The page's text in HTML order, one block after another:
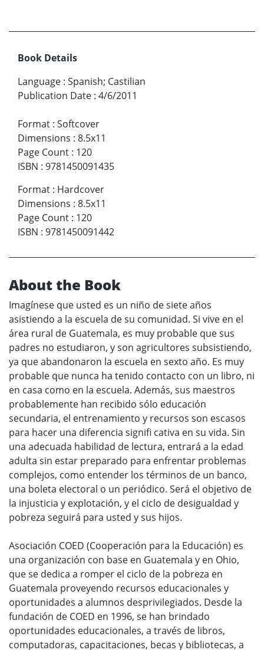
Book Details
Language : Spanish; Castilian
Publication Date : 4/6/2011
Format : Softcover
Dimensions : 8.5x11
Page Count : 120
ISBN : 9781450091435
Format : Hardcover
Dimensions : 8.5x11
Page Count : 120
ISBN : 9781450091442
About the Book
Imagínese que usted es un niño de siete años
asistiendo a la escuela de su comunidad. Si vive en el
área rural de Guatemala, es muy probable que sus
padres no estudiaron, y son agricultores subsistiendo,
ya que abandonaron la escuela en sexto año. Es muy
probable que nunca ha tenido contacto con un libro, ni
en casa como en la escuela. Además, sus maestros
probablemente han recibido sólo educación
secundaria, el entrenamiento y recursos son escasos
para hacer una diferencia signifi cativa en su vida. Sin
una adecuada habilidad de lectura, entrará a la edad
adulta sin estar preparado para enfrentar problemas
complejos, como entender los términos de un banco,
una boleta electoral o un periódico. Será el objetivo de
la injusticia y explotación, y el ciclo de desigualdad y
pobreza seguirá para usted y sus hijos.
Asociación COED (Cooperación para la Educación) es
una organización con base en Guatemala y en Ohio,
que se dedica a romper el ciclo de la pobreza en
Guatemala proveyendo recursos educacionales y
oportunidades a alumnos desprivilegiados. Desde la
fundación de COED en 1996, se han brindado
oportunidades educacionales, a través de libros,
computadoras, capacitaciones, becas y bibliotecas, a